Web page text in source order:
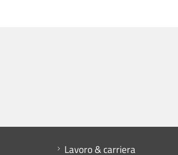
Mini menu di servizio
Lavoro & carriera